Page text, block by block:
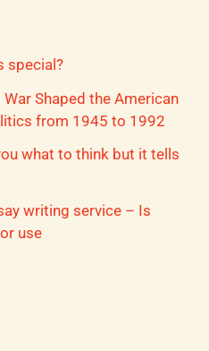
special?
Shaped the American
from 1945 to 1992
what to think but it tells
writing service – Is
use